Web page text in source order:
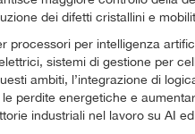
dei difetti cristallini e
processori per intelligenza
sistemi di gestione per
ambiti, l’integrazione di
perdite energetiche e
industriali nel lavoro su AI